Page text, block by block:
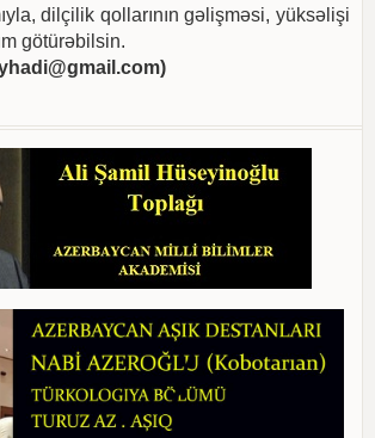
dilçilik qollarının gəlişməsi, yüksəlişi
götürəbilsin.
)